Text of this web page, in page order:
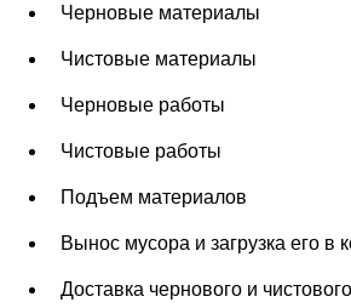
Черновые материалы
Чистовые материалы
Черновые работы
Чистовые работы
Подъем материалов
Вынос мусора и загрузка его в
Доставка чернового и